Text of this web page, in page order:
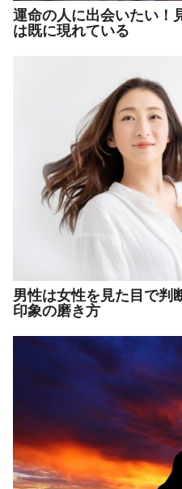
運命の人に出会いたい！
は既に現れている
男性は女性を見た目で判
印象の磨き方